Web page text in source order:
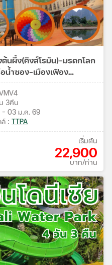
นผึ้ง(คิงส์โรมัน)-มรดกโลก
น้ำซอง-เมืองเฟือง
สน 4วัน 3คืน(LXW-รถไฟ-
3คืน
- 03 ม.ค. 69
ล์ : TTPA
เริ่มต้น
22,900
บาท/ท่าน